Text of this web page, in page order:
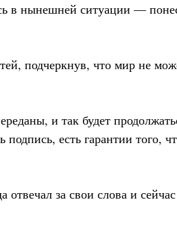
в нынешней ситуации —
подчеркнув, что мир не
и так будет
есть гарантии того,
за свои слова и